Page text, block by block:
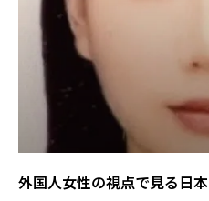
外国人女性の視点で見る日本